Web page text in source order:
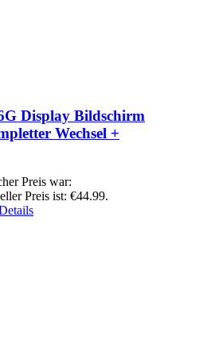
Display Bildschirm
Wechsel +
Preis war:
Preis ist: €44.99.